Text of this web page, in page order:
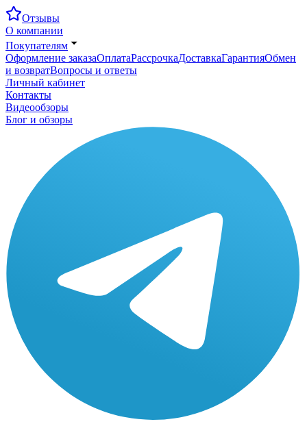
Отзывы
О компании
Покупателям
Оформление заказаОплатаРассрочкаДоставкаГарантияОбмен
и возвратВопросы и ответы
Личный кабинет
Контакты
Видеообзоры
Блог и обзоры